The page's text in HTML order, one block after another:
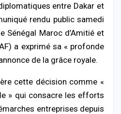
entre Dakar et
rendu public samedi
Sénégal Maroc d’Amitié et
a exprimé sa « profonde
de la grâce royale.
cette décision comme «
» qui consacre les efforts
entreprises depuis